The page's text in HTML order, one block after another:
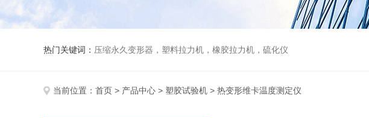
热门关键词： 压缩永久变形器，塑料拉力机，橡胶拉力机，硫化仪
当前位置： 首页 > 产品中心 > 塑胶试验机 > 热变形维卡温度测定仪